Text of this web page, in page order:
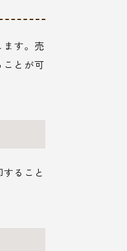
す。売
とが可
ること